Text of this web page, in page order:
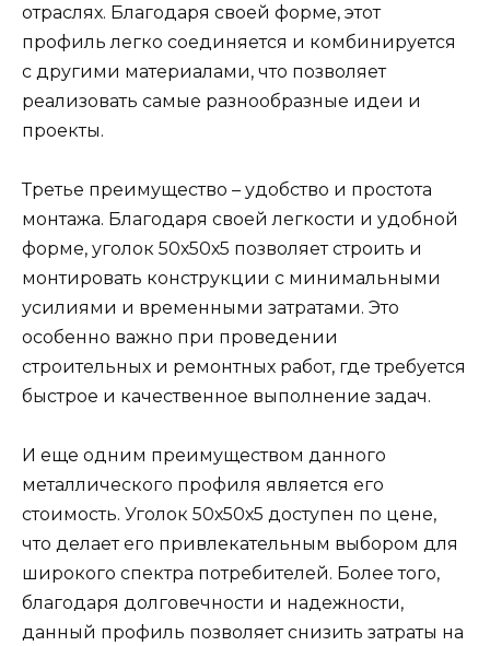
отраслях. Благодаря своей форме, этот
профиль легко соединяется и комбинируется
с другими материалами, что позволяет
реализовать самые разнообразные идеи и
проекты.
Третье преимущество – удобство и простота
монтажа. Благодаря своей легкости и удобной
форме, уголок 50х50х5 позволяет строить и
монтировать конструкции с минимальными
усилиями и временными затратами. Это
особенно важно при проведении
строительных и ремонтных работ, где требуется
быстрое и качественное выполнение задач.
И еще одним преимуществом данного
металлического профиля является его
стоимость. Уголок 50х50х5 доступен по цене,
что делает его привлекательным выбором для
широкого спектра потребителей. Более того,
благодаря долговечности и надежности,
данный профиль позволяет снизить затраты на